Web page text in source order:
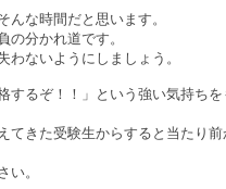
な時間だと思います。
の分かれ道です。
わないようにしましょう。
するぞ！！」という強い気持ちを
てきた受験生からすると当たり前
い。